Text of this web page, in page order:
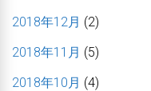
2018年12月 (2)
2018年11月 (5)
2018年10月 (4)